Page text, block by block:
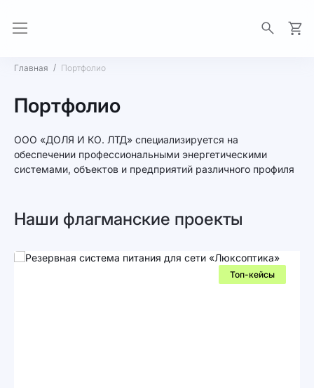
Главная Портфолио
Портфолио
ООО «ДОЛЯ И КО. ЛТД» специализируется на
обеспечении профессиональными энергетическими
системами, объектов и предприятий различного профиля
Наши флагманские проекты
Топ-кейсы